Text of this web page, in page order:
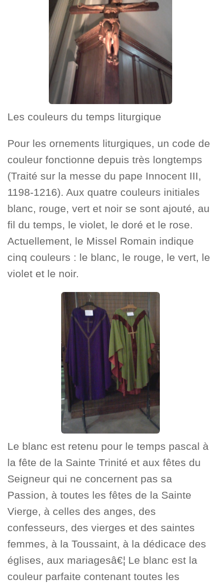
Les couleurs du temps liturgique
Pour les ornements liturgiques, un code de
couleur fonctionne depuis très longtemps
(Traité sur la messe du pape Innocent III,
1198-1216). Aux quatre couleurs initiales
blanc, rouge, vert et noir se sont ajouté, au
fil du temps, le violet, le doré et le rose.
Actuellement, le Missel Romain indique
cinq couleurs : le blanc, le rouge, le vert, le
violet et le noir.
Le blanc est retenu pour le temps pascal à
la fête de la Sainte Trinité et aux fêtes du
Seigneur qui ne concernent pas sa
Passion, à toutes les fêtes de la Sainte
Vierge, à celles des anges, des
confesseurs, des vierges et des saintes
femmes, à la Toussaint, à la dédicace des
églises, aux mariagesâ€¦ Le blanc est la
couleur parfaite contenant toutes les